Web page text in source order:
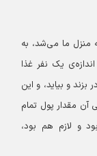
ما می‌شد، به
یک نفر غذا
و بیاید، و این
مقدار پول تمام
و لازم هم بود،